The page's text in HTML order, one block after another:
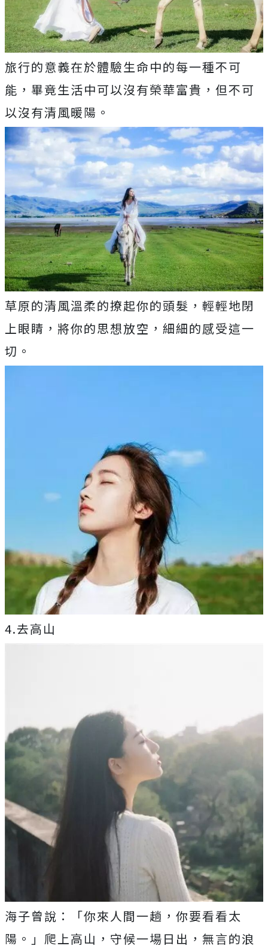
旅行的意義在於體驗生命中的每一種不可
能，畢竟生活中可以沒有榮華富貴，但不可
以沒有清風暖陽。
草原的清風溫柔的撩起你的頭髮，輕輕地閉
上眼睛，將你的思想放空，細細的感受這一
切。
4.去高山
海子曾說：「你來人間一趟，你要看看太
陽。」爬上高山，守候一場日出，無言的浪